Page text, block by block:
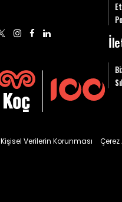
Kişisel Verilerin Korunması